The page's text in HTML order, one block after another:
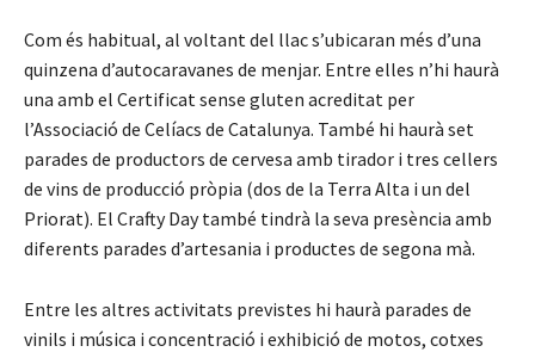
Com és habitual, al voltant del llac s’ubicaran més d’una
quinzena d’autocaravanes de menjar. Entre elles n’hi haurà
una amb el Certificat sense gluten acreditat per
l’Associació de Celíacs de Catalunya. També hi haurà set
parades de productors de cervesa amb tirador i tres cellers
de vins de producció pròpia (dos de la Terra Alta i un del
Priorat). El Crafty Day també tindrà la seva presència amb
diferents parades d’artesania i productes de segona mà.
Entre les altres activitats previstes hi haurà parades de
vinils i música i concentració i exhibició de motos, cotxes